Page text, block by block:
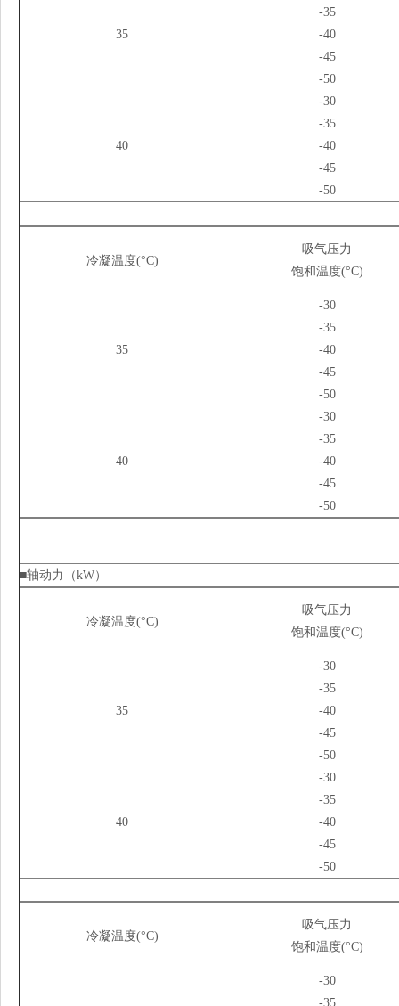
35
-35
-40
-45
-50
40
-30
-35
-40
-45
-50
冷凝温度(°C)
吸气压力
饱和温度(°C)
35
-30
-35
-40
-45
-50
40
-30
-35
-40
-45
-50
■轴动力（kW）
冷凝温度(°C)
吸气压力
饱和温度(°C)
35
-30
-35
-40
-45
-50
40
-30
-35
-40
-45
-50
冷凝温度(°C)
吸气压力
饱和温度(°C)
-30
-35